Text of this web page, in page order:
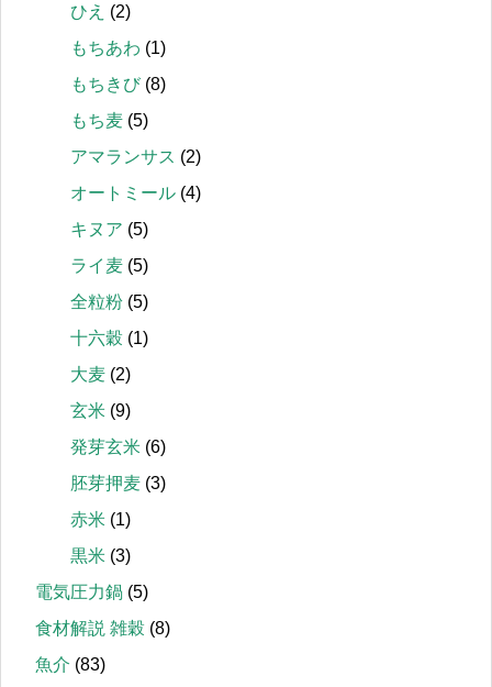
ひえ (2)
もちあわ (1)
もちきび(8)
もち麦 (5)
アマランサス (2)
オートミール (4)
キヌア (5)
ライ麦 (5)
全粒粉 (5)
十六穀 (1)
大麦 (2)
玄米 (9)
発芽玄米 (6)
胚芽押麦 (3)
赤米 (1)
黒米 (3)
電気圧力鍋 (5)
食材解説 雑穀 (8)
魚介 (83)